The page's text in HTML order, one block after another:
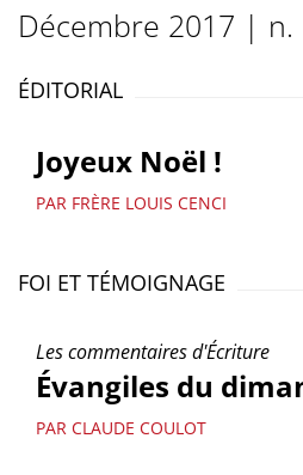
Décembre 2017 | n.
ÉDITORIAL
Joyeux Noël !
PAR FRÈRE LOUIS CENCI
FOI ET TÉMOIGNAGE
Les commentaires d'Écriture
Évangiles du
PAR CLAUDE COULOT